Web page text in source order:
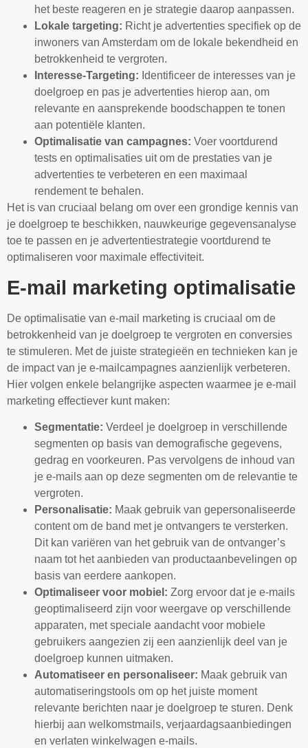
het beste reageren en je strategie daarop aanpassen.
Lokale targeting: Richt je advertenties specifiek op de
inwoners van Amsterdam om de lokale bekendheid en
betrokkenheid te vergroten.
Interesse-Targeting: Identificeer de interesses van je
doelgroep en pas je advertenties hierop aan, om
relevante en aansprekende boodschappen te tonen
aan potentiële klanten.
Optimalisatie van campagnes: Voer voortdurend
tests en optimalisaties uit om de prestaties van je
advertenties te verbeteren en een maximaal
rendement te behalen.
Het is van cruciaal belang om over een grondige kennis van
je doelgroep te beschikken, nauwkeurige gegevensanalyse
toe te passen en je advertentiestrategie voortdurend te
optimaliseren voor maximale effectiviteit.
E-mail marketing optimalisatie
De optimalisatie van e-mail marketing is cruciaal om de
betrokkenheid van je doelgroep te vergroten en conversies
te stimuleren. Met de juiste strategieën en technieken kan je
de impact van je e-mailcampagnes aanzienlijk verbeteren.
Hier volgen enkele belangrijke aspecten waarmee je e-mail
marketing effectiever kunt maken:
Segmentatie: Verdeel je doelgroep in verschillende
segmenten op basis van demografische gegevens,
gedrag en voorkeuren. Pas vervolgens de inhoud van
je e-mails aan op deze segmenten om de relevantie te
vergroten.
Personalisatie: Maak gebruik van gepersonaliseerde
content om de band met je ontvangers te versterken.
Dit kan variëren van het gebruik van de ontvanger’s
naam tot het aanbieden van productaanbevelingen op
basis van eerdere aankopen.
Optimaliseer voor mobiel: Zorg ervoor dat je e-mails
geoptimaliseerd zijn voor weergave op verschillende
apparaten, met speciale aandacht voor mobiele
gebruikers aangezien zij een aanzienlijk deel van je
doelgroep kunnen uitmaken.
Automatiseer en personaliseer: Maak gebruik van
automatiseringstools om op het juiste moment
relevante berichten naar je doelgroep te sturen. Denk
hierbij aan welkomstmails, verjaardagsaanbiedingen
en verlaten winkelwagen e-mails.